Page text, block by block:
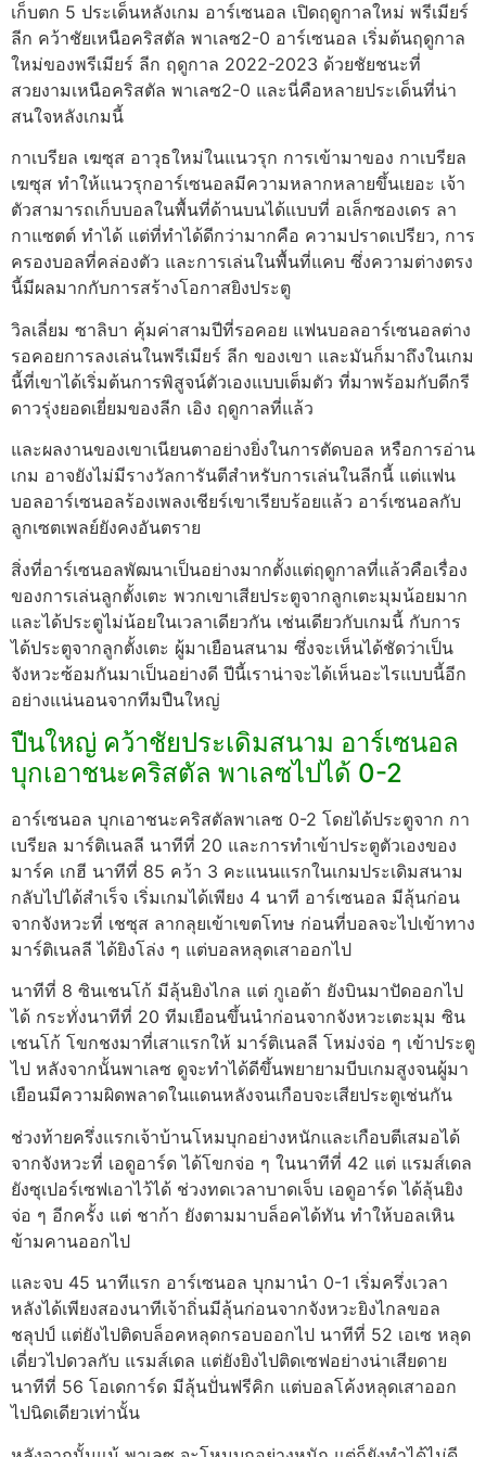
เก็บตก 5 ประเด็นหลังเกม อาร์เซนอล เปิดฤดูกาลใหม่ พรีเมียร์
ลีก คว้าชัยเหนือคริสตัล พาเลซ2-0 อาร์เซนอล เริ่มต้นฤดูกาล
ใหม่ของพรีเมียร์ ลีก ฤดูกาล 2022-2023 ด้วยชัยชนะที่
สวยงามเหนือคริสตัล พาเลซ2-0 และนี่คือหลายประเด็นที่น่า
สนใจหลังเกมนี้
กาเบรียล เฆซุส อาวุธใหม่ในแนวรุก การเข้ามาของ กาเบรียล
เฆซุส ทำให้แนวรุกอาร์เซนอลมีความหลากหลายขึ้นเยอะ เจ้า
ตัวสามารถเก็บบอลในพื้นที่ด้านบนได้แบบที่ อเล็กซองเดร ลา
กาแซตต์ ทำได้ แต่ที่ทำได้ดีกว่ามากคือ ความปราดเปรียว, การ
ครองบอลที่คล่องตัว และการเล่นในพื้นที่แคบ ซึ่งความต่างตรง
นี้มีผลมากกับการสร้างโอกาสยิงประตู
วิลเลี่ยม ซาลิบา คุ้มค่าสามปีที่รอคอย แฟนบอลอาร์เซนอลต่าง
รอคอยการลงเล่นในพรีเมียร์ ลีก ของเขา และมันก็มาถึงในเกม
นี้ที่เขาได้เริ่มต้นการพิสูจน์ตัวเองแบบเต็มตัว ที่มาพร้อมกับดีกรี
ดาวรุ่งยอดเยี่ยมของลีก เอิง ฤดูกาลที่แล้ว
และผลงานของเขาเนียนตาอย่างยิ่งในการตัดบอล หรือการอ่าน
เกม อาจยังไม่มีรางวัลการันตีสำหรับการเล่นในลีกนี้ แต่แฟน
บอลอาร์เซนอลร้องเพลงเชียร์เขาเรียบร้อยแล้ว อาร์เซนอลกับ
ลูกเซตเพลย์ยังคงอันตราย
สิ่งที่อาร์เซนอลพัฒนาเป็นอย่างมากตั้งแต่ฤดูกาลที่แล้วคือเรื่อง
ของการเล่นลูกตั้งเตะ พวกเขาเสียประตูจากลูกเตะมุมน้อยมาก
และได้ประตูไม่น้อยในเวลาเดียวกัน เช่นเดียวกับเกมนี้ กับการ
ได้ประตูจากลูกตั้งเตะ ผู้มาเยือนสนาม ซึ่งจะเห็นได้ชัดว่าเป็น
จังหวะซ้อมกันมาเป็นอย่างดี ปีนี้เราน่าจะได้เห็นอะไรแบบนี้อีก
อย่างแน่นอนจากทีมปืนใหญ่
ปืนใหญ่ คว้าชัยประเดิมสนาม อาร์เซนอล
บุกเอาชนะคริสตัล พาเลซไปได้ 0-2
อาร์เซนอล บุกเอาชนะคริสตัลพาเลซ 0-2 โดยได้ประตูจาก กา
เบรียล มาร์ติเนลลี นาทีที่ 20 และการทำเข้าประตูตัวเองของ
มาร์ค เกฮี นาทีที่ 85 คว้า 3 คะแนนแรกในเกมประเดิมสนาม
กลับไปได้สำเร็จ เริ่มเกมได้เพียง 4 นาที อาร์เซนอล มีลุ้นก่อน
จากจังหวะที่ เชซุส ลากลุยเข้าเขตโทษ ก่อนที่บอลจะไปเข้าทาง
มาร์ติเนลลี ได้ยิงโล่ง ๆ แต่บอลหลุดเสาออกไป
นาทีที่ 8 ซินเชนโก้ มีลุ้นยิงไกล แต่ กูเอต้า ยังบินมาปัดออกไป
ได้ กระทั่งนาทีที่ 20 ทีมเยือนขึ้นนำก่อนจากจังหวะเตะมุม ซิน
เชนโก้ โขกชงมาที่เสาแรกให้ มาร์ติเนลลี โหม่งจ่อ ๆ เข้าประตู
ไป หลังจากนั้นพาเลซ ดูจะทำได้ดีขึ้นพยายามบีบเกมสูงจนผู้มา
เยือนมีความผิดพลาดในแดนหลังจนเกือบจะเสียประตูเช่นกัน
ช่วงท้ายครึ่งแรกเจ้าบ้านโหมบุกอย่างหนักและเกือบตีเสมอได้
จากจังหวะที่ เอดูอาร์ด ได้โขกจ่อ ๆ ในนาทีที่ 42 แต่ แรมส์เดล
ยังซุเปอร์เซฟเอาไว้ได้ ช่วงทดเวลาบาดเจ็บ เอดูอาร์ด ได้ลุ้นยิง
จ่อ ๆ อีกครั้ง แต่ ชาก้า ยังตามมาบล็อคได้ทัน ทำให้บอลเหิน
ข้ามคานออกไป
และจบ 45 นาทีแรก อาร์เซนอล บุกมานำ 0-1 เริ่มครึ่งเวลา
หลังได้เพียงสองนาทีเจ้าถิ่นมีลุ้นก่อนจากจังหวะยิงไกลขอล
ชลุปป์ แต่ยังไปติดบล็อคหลุดกรอบออกไป นาทีที่ 52 เอเซ หลุด
เดี่ยวไปดวลกับ แรมส์เดล แต่ยังยิงไปติดเซฟอย่างน่าเสียดาย
นาทีที่ 56 โอเดการ์ด มีลุ้นปั่นฟรีคิก แต่บอลโค้งหลุดเสาออก
ไปนิดเดียวเท่านั้น